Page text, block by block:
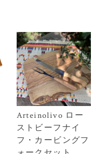
Arteinolivo ロー
ストビーフナイ
フ・カービングフ